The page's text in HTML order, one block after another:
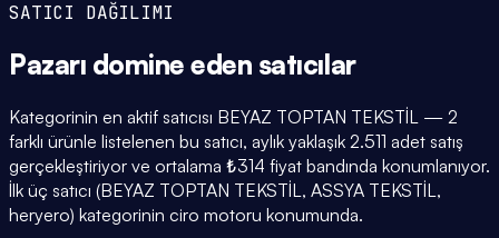
SATICI DAĞILIMI
Pazarı domine eden satıcılar
Kategorinin en aktif satıcısı BEYAZ TOPTAN TEKSTİL — 2
farklı ürünle listelenen bu satıcı, aylık yaklaşık 2.511 adet satış
gerçekleştiriyor ve ortalama ₺314 fiyat bandında konumlanıyor.
İlk üç satıcı (BEYAZ TOPTAN TEKSTİL, ASSYA TEKSTİL,
heryero) kategorinin ciro motoru konumunda.